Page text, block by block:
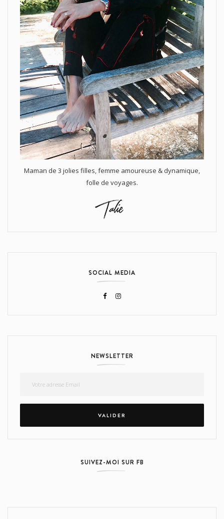
Maman de 3 jolies filles, femme amoureuse & dynamique,
folle de voyages.
SOCIAL MEDIA
NEWSLETTER
SUIVEZ-MOI SUR FB